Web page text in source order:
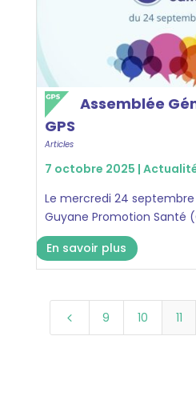
Assemblée
GPS
Articles
7 octobre 2025 |
Le mercredi 24 septembre
Guyane Promotion Santé
En savoir plus
4 9 10 11